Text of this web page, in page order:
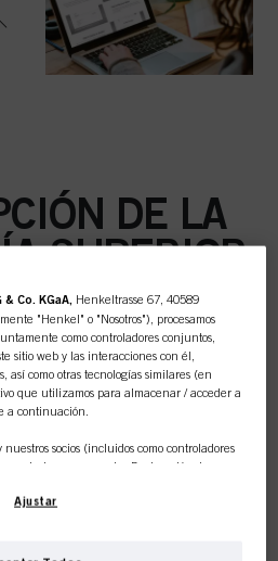
DE LA
SUPERIOR
& Co. KGaA, Henkeltrasse 67, 40589
"Henkel" o "Nosotros"), procesamos
como controladores conjuntos,
sitio web y las interacciones con él,
así como otras tecnologías similares (en
que utilizamos para almacenar / acceder a
a continuación.
socios (incluidos como controladores
se designa en nuestra Declaración de
también utilizaremos cookies y
Ajustar